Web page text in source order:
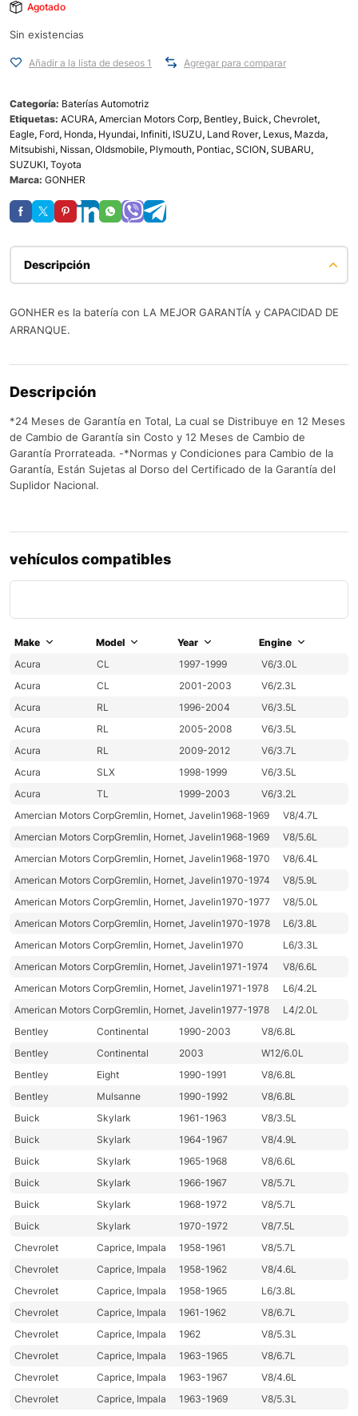
Agotado
Sin existencias
Añadir a la lista de deseos 1 Agregar para comparar
Categoría: Baterías Automotriz
Etiquetas: ACURA, Amercian Motors Corp, Bentley, Buick, Chevrolet,
Eagle, Ford, Honda, Hyundai, Infiniti, ISUZU, Land Rover, Lexus, Mazda,
Mitsubishi, Nissan, Oldsmobile, Plymouth, Pontiac, SCION, SUBARU,
SUZUKI, Toyota
Marca: GONHER
Descripción
GONHER es la batería con LA MEJOR GARANTÍA y CAPACIDAD DE
ARRANQUE.
Descripción
*24 Meses de Garantía en Total, La cual se Distribuye en 12 Meses
de Cambio de Garantía sin Costo y 12 Meses de Cambio de
Garantía Prorrateada. -*Normas y Condiciones para Cambio de la
Garantía, Están Sujetas al Dorso del Certificado de la Garantía del
Suplidor Nacional.
vehículos compatibles
Make Model Year
Engine
Acura
CL 1997-1999
V6/3.0L
Acura
CL 2001-2003
V6/2.3L
Acura
RL 1996-2004
V6/3.5L
Acura
RL 2005-2008
V6/3.5L
Acura
RL 2009-2012
V6/3.7L
Acura
SLX 1998-1999
V6/3.5L
Acura
TL 1999-2003
V6/3.2L
Amercian Motors CorpGremlin, Hornet, Javelin1968-1969
V8/4.7L
Amercian Motors CorpGremlin, Hornet, Javelin1968-1969
V8/5.6L
Amercian Motors CorpGremlin, Hornet, Javelin1968-1970
V8/6.4L
American Motors CorpGremlin, Hornet, Javelin1970-1974
V8/5.9L
American Motors CorpGremlin, Hornet, Javelin1970-1977
V8/5.0L
American Motors CorpGremlin, Hornet, Javelin1970-1978
L6/3.8L
American Motors CorpGremlin, Hornet, Javelin1970
L6/3.3L
American Motors CorpGremlin, Hornet, Javelin1971-1974
V8/6.6L
American Motors CorpGremlin, Hornet, Javelin1971-1978
L6/4.2L
American Motors CorpGremlin, Hornet, Javelin1977-1978
L4/2.0L
Bentley
Continental 1990-2003
V8/6.8L
Bentley
Continental 2003
W12/6.0L
Bentley
Eight 1990-1991
V8/6.8L
Bentley
Mulsanne 1990-1992
V8/6.8L
Buick
Skylark 1961-1963
V8/3.5L
Buick
Skylark 1964-1967
V8/4.9L
Buick
Skylark 1965-1968
V8/6.6L
Buick
Skylark 1966-1967
V8/5.7L
Buick
Skylark 1968-1972
V8/5.7L
Buick
Skylark 1970-1972
V8/7.5L
Chevrolet
Caprice, Impala 1958-1961
V8/5.7L
Chevrolet
Caprice, Impala 1958-1962
V8/4.6L
Chevrolet
Caprice, Impala 1958-1965
L6/3.8L
Chevrolet
Caprice, Impala 1961-1962
V8/6.7L
Chevrolet
Caprice, Impala 1962
V8/5.3L
Chevrolet
Caprice, Impala 1963-1965
V8/6.7L
Chevrolet
Caprice, Impala 1963-1967
V8/4.6L
Chevrolet
Caprice, Impala 1963-1969
V8/5.3L